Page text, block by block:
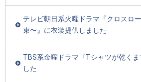
テレビ朝日系火曜ドラマ『クロスロ
束〜』に衣装提供しました
TBS系金曜ドラマ『Tシャツが乾くま
した